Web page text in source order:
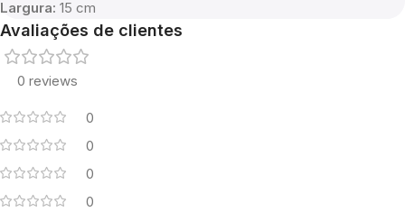
Largura: 15 cm
Avaliações de clientes
0 reviews
0
0
0
0